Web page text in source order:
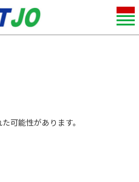
可能性があります。